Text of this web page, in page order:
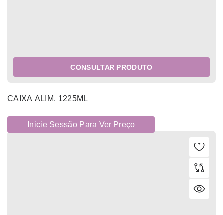
CONSULTAR PRODUTO
CAIXA ALIM. 1225ML
Inicie Sessão Para Ver Preço